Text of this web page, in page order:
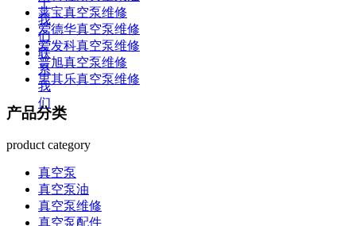
我
们
联
系
我
们
莱宝真空泵维修
爱德华真空泵维修
爱发科真空泵维修
普旭真空泵维修
里其乐真空泵维修
产品分类
product category
真空泵
真空泵油
真空泵维修
真空泵配件